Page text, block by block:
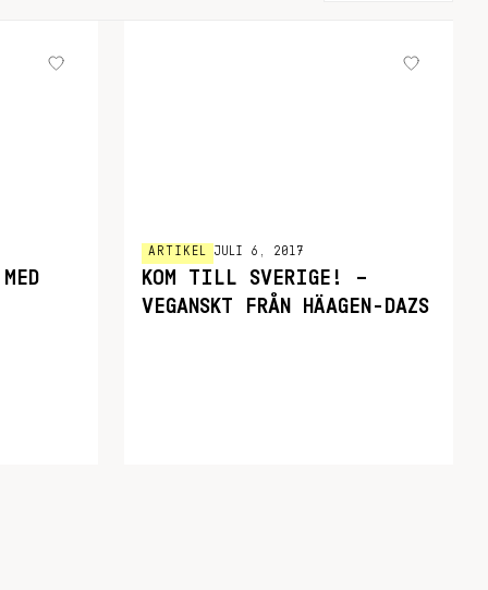
ARTIKEL JULI 6, 2017
KOM TILL SVERIGE! –
VEGANSKT FRÅN HÄAGEN-DAZS